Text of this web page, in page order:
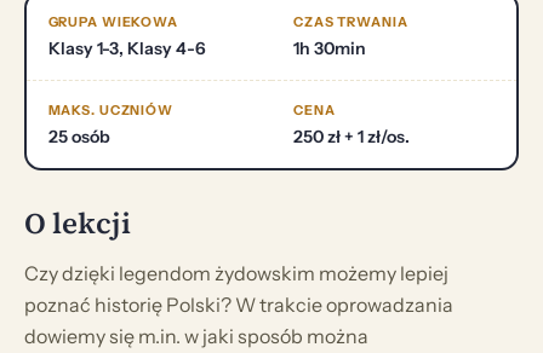
GRUPA WIEKOWA
Klasy 1-3, Klasy 4-6
CZAS TRWANIA
1h 30min
MAKS. UCZNIÓW
25 osób
CENA
250 zł + 1 zł/os.
O lekcji
Czy dzięki legendom żydowskim możemy lepiej
poznać historię Polski? W trakcie oprowadzania
dowiemy się m.in. w jaki sposób można